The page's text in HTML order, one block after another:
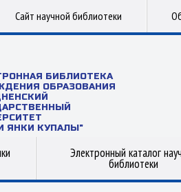
Сайт научной библиотеки
БИБЛИОТЕКА
ОБРАЗОВАНИЯ
ЯНКИ КУПАЛЫ"
Электронный каталог
библиотеки